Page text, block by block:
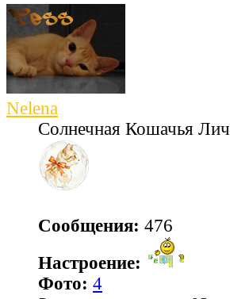
Nelena
Солнечная Кошачья
Сообщения: 476
Настроение:
Фото: 4